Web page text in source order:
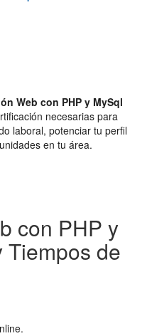
Web con PHP y MySql
necesarias para
laboral, potenciar tu perfil
en tu área.
con PHP y
Tiempos de